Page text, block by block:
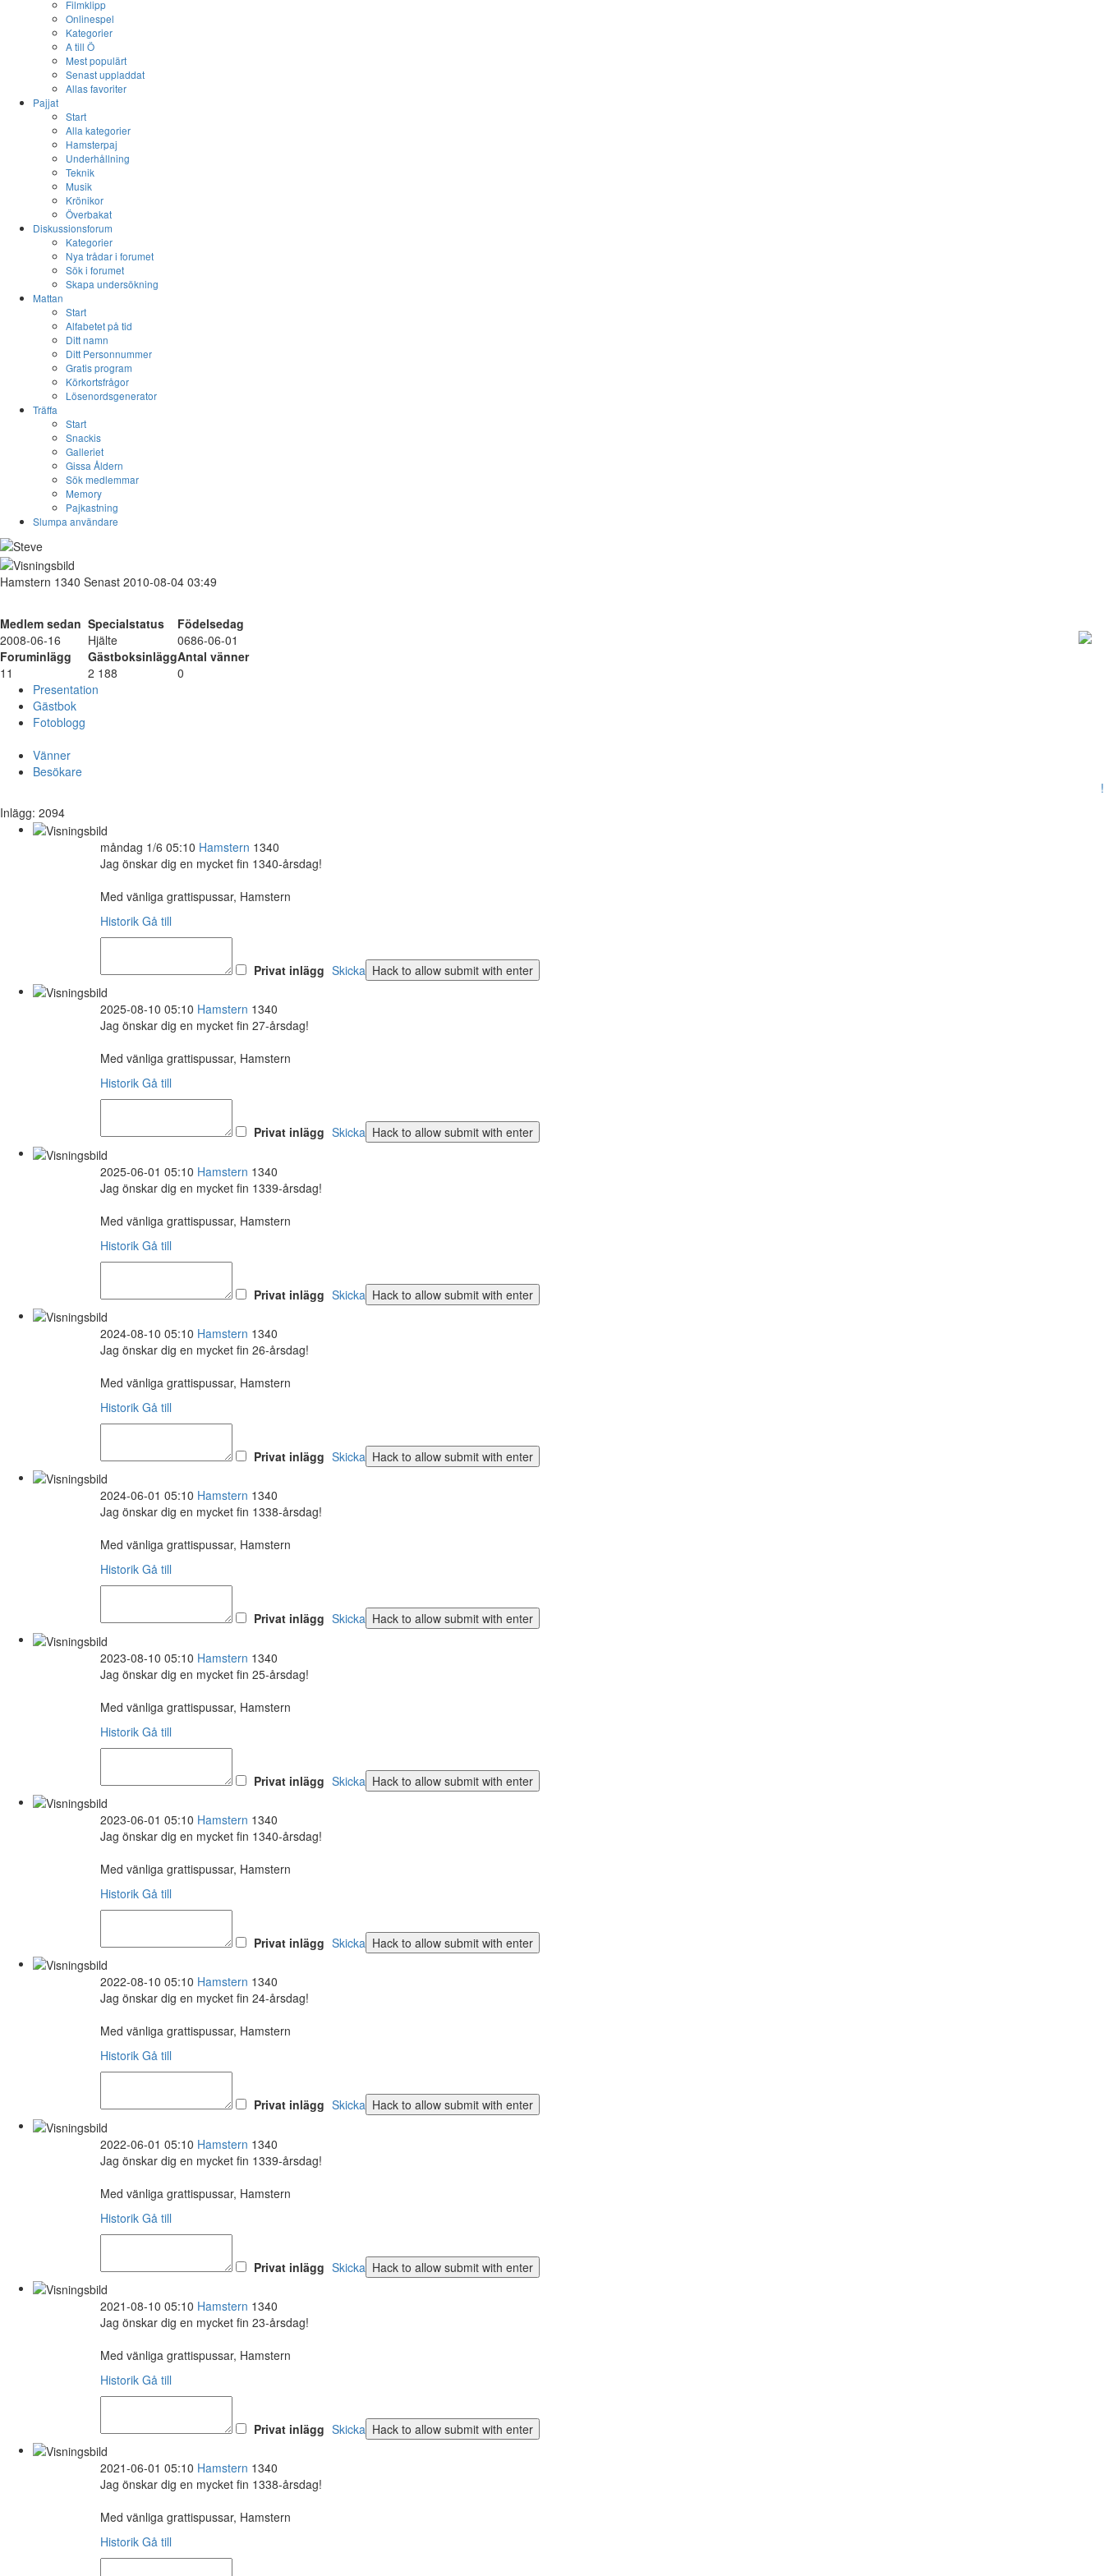
Filmklipp
Onlinespel
Kategorier
A till Ö
Mest populärt
Senast uppladdat
Allas favoriter
Pajjat
Start
Alla kategorier
Hamsterpaj
Underhållning
Teknik
Musik
Krönikor
Överbakat
Diskussionsforum
Kategorier
Nya trådar i forumet
Sök i forumet
Skapa undersökning
Mattan
Start
Alfabetet på tid
Ditt namn
Ditt Personnummer
Gratis program
Körkortsfrågor
Lösenordsgenerator
Träffa
Start
Snackis
Galleriet
Gissa Åldern
Sök medlemmar
Memory
Pajkastning
Slumpa användare
Hamstern 1340 Senast 2010-08-04 03:49
Medlem sedan Specialstatus
Födelsedag
2008-06-16
Hjälte
0686-06-01
Foruminlägg
GästboksinläggAntal vänner
11
2 188
0
Presentation
Gästbok
Fotoblogg
Vänner
Besökare
!
Inlägg: 2094
måndag 1/6 05:10 Hamstern 1340
Jag önskar dig en mycket fin 1340-årsdag!
Med vänliga grattispussar, Hamstern
Historik Gå till
Privat inlägg Skicka
2025-08-10 05:10 Hamstern 1340
Jag önskar dig en mycket fin 27-årsdag!
Med vänliga grattispussar, Hamstern
Historik Gå till
Privat inlägg Skicka
2025-06-01 05:10 Hamstern 1340
Jag önskar dig en mycket fin 1339-årsdag!
Med vänliga grattispussar, Hamstern
Historik Gå till
Privat inlägg Skicka
2024-08-10 05:10 Hamstern 1340
Jag önskar dig en mycket fin 26-årsdag!
Med vänliga grattispussar, Hamstern
Historik Gå till
Privat inlägg Skicka
2024-06-01 05:10 Hamstern 1340
Jag önskar dig en mycket fin 1338-årsdag!
Med vänliga grattispussar, Hamstern
Historik Gå till
Privat inlägg Skicka
2023-08-10 05:10 Hamstern 1340
Jag önskar dig en mycket fin 25-årsdag!
Med vänliga grattispussar, Hamstern
Historik Gå till
Privat inlägg Skicka
2023-06-01 05:10 Hamstern 1340
Jag önskar dig en mycket fin 1340-årsdag!
Med vänliga grattispussar, Hamstern
Historik Gå till
Privat inlägg Skicka
2022-08-10 05:10 Hamstern 1340
Jag önskar dig en mycket fin 24-årsdag!
Med vänliga grattispussar, Hamstern
Historik Gå till
Privat inlägg Skicka
2022-06-01 05:10 Hamstern 1340
Jag önskar dig en mycket fin 1339-årsdag!
Med vänliga grattispussar, Hamstern
Historik Gå till
Privat inlägg Skicka
2021-08-10 05:10 Hamstern 1340
Jag önskar dig en mycket fin 23-årsdag!
Med vänliga grattispussar, Hamstern
Historik Gå till
Privat inlägg Skicka
2021-06-01 05:10 Hamstern 1340
Jag önskar dig en mycket fin 1338-årsdag!
Med vänliga grattispussar, Hamstern
Historik Gå till